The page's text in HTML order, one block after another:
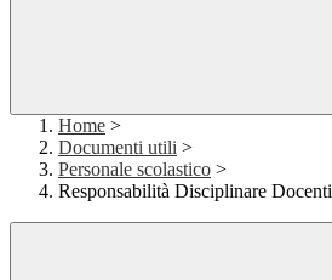
Home >
Documenti utili >
Personale scolastico >
Responsabilità Disciplinare Docenti